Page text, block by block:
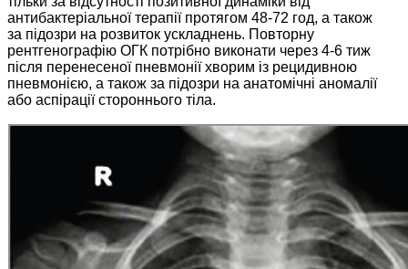
антибактеріальної терапії протягом 48-72 год, а також
за підозри на розвиток ускладнень. Повторну
рентгенографію ОГК потрібно виконати через 4-6 тиж
після перенесеної пневмонії хворим із рецидивною
пневмонією, а також за підозри на анатомічні аномалії
або аспірації стороннього тіла.